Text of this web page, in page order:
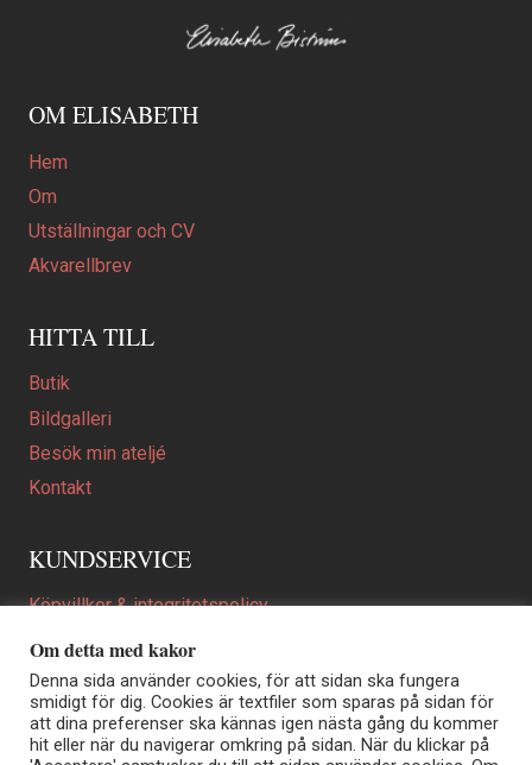
OM ELISABETH
Hem
Om
Utställningar och CV
Akvarellbrev
HITTA TILL
Butik
Bildgalleri
Besök min ateljé
Kontakt
KUNDSERVICE
Köpvillkor & integritetspolicy
Att beställa ett personligt utformat konstverk
En personligare gåva
FAQ
Om detta med kakor
Denna sida använder cookies, för att sidan ska fungera
smidigt för dig. Cookies är textfiler som sparas på sidan för
att dina preferenser ska kännas igen nästa gång du kommer
hit eller när du navigerar omkring på sidan. När du klickar på